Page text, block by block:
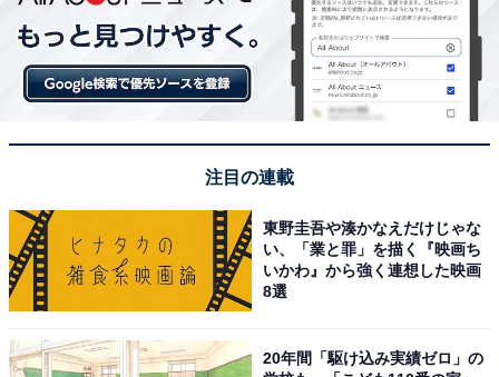
注目の連載
東野圭吾や湊かなえだけじゃな
い、「業と罪」を描く『映画ち
いかわ』から強く連想した映画
8選
20年間「駆け込み実績ゼロ」の